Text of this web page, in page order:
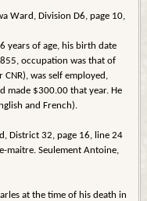
Ward, Division D6, page 10,
years of age, his birth date
occupation was that of
was self employed,
made $300.00 that year. He
and French).
District 32, page 16, line 24
maitre. Seulement Antoine,
at the time of his death in